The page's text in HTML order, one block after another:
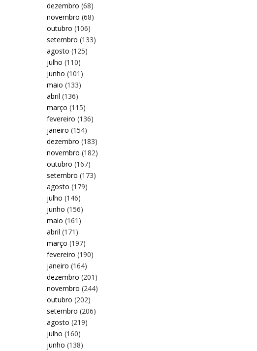
dezembro (68)
novembro (68)
outubro (106)
setembro (133)
agosto (125)
julho (110)
junho (101)
maio (133)
abril (136)
março (115)
fevereiro (136)
janeiro (154)
dezembro (183)
novembro (182)
outubro (167)
setembro (173)
agosto (179)
julho (146)
junho (156)
maio (161)
abril (171)
março (197)
fevereiro (190)
janeiro (164)
dezembro (201)
novembro (244)
outubro (202)
setembro (206)
agosto (219)
julho (160)
junho (138)